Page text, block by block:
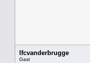
lfcvanderbrugge
Gast